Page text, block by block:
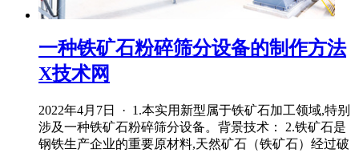
一种铁矿石粉碎筛分设备的制作方法
X技术网
2022年4月7日 · 1.本实用新型属于铁矿石加工领域,特别
涉及一种铁矿石粉碎筛分设备。背景技术： 2.铁矿石是
钢铁生产企业的重要原材料,天然矿石（铁矿石）经过破